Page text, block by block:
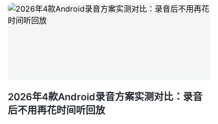
2026年4款Android录音方案实测对比：录音
后不用再花时间听回放